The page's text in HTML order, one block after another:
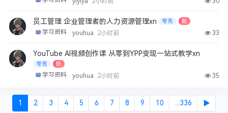
员工管理 企业管理者的人力资源管理xn 夸克 新
学习资料 youhua 2小时前 33
YouTube AI视频创作课 从零到YPP变现一站式教学xn
夸克 新
学习资料 youhua 2小时前 35
1 2 3 4 5 6 7 8 9 10 ...336 ▶